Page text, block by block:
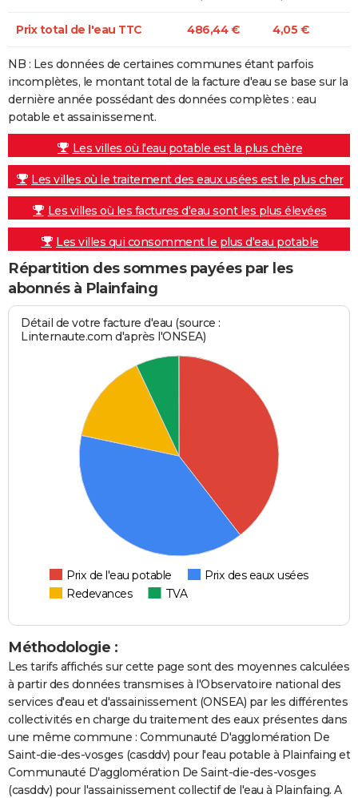
Prix total de l'eau TTC 486,44 € 4,05 €
NB : Les données de certaines communes étant parfois
incomplètes, le montant total de la facture d'eau se base sur la
dernière année possédant des données complètes : eau
potable et assainissement.
Les villes où l'eau potable est la plus chère
Les villes où le traitement des eaux usées est le plus cher
Les villes où les factures d'eau sont les plus élevées
Les villes qui consomment le plus d'eau potable
Répartition des sommes payées par les
abonnés à Plainfaing
Détail de votre facture d'eau (source :
Linternaute.com d'après l'ONSEA)
Prix de l'eau potable
Prix des eaux usées
Redevances
TVA
Méthodologie :
Les tarifs affichés sur cette page sont des moyennes calculées
à partir des données transmises à l'Observatoire national des
services d'eau et d'assainissement (ONSEA) par les différentes
collectivités en charge du traitement des eaux présentes dans
une même commune : Communauté D'agglomération De
Saint-die-des-vosges (casddv) pour l'eau potable à Plainfaing et
Communauté D'agglomération De Saint-die-des-vosges
(casddv) pour l'assainissement collectif de l'eau à Plainfaing. A